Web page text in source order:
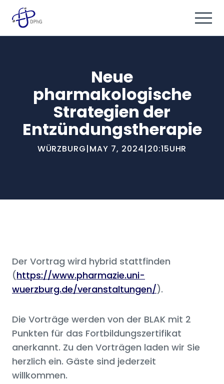
Neue
pharmakologische
Strategien der
Entzündungstherapie
WÜRZBURG|MAY 7, 2024|20:15UHR
Der Vortrag wird hybrid stattfinden
(https://www.pharmazie.uni-
wuerzburg.de/veranstaltungen/).
Die Vorträge werden von der BLAK mit 2
Punkten für das Fortbildungszertifikat
anerkannt. Zu den Vorträgen laden wir Sie
herzlich ein. Gäste sind jederzeit
willkommen.